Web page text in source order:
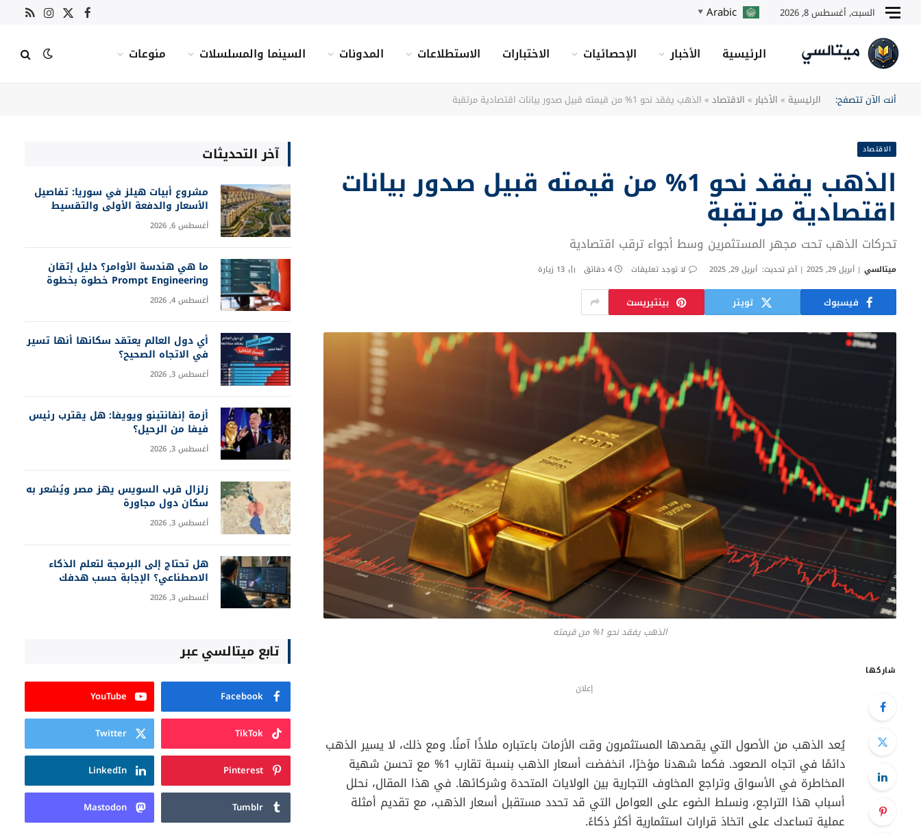
السبت, أغسطس 8, 2026 Arabic
▼ فيسبوك
X الانستغرام
RSS
الرئيسية الأخبار الإحصائيات الاختبارات الاستطلاعات المدونات السينما والمسلسلات منوعات
أنت الآن تتصفح: الرئيسية » الأخبار» الاقتصاد » الذهب يفقد نحو 1% من قيمته قبيل صدور بيانات اقتصادية مرتقبة
الاقتصاد
الذهب يفقد نحو 1% من قيمته قبيل صدور بيانات
اقتصادية مرتقبة
تحركات الذهب تحت مجهر المستثمرين وسط أجواء ترقب اقتصادية
ميتالسي أبريل 29, 2025 آخر تحديث: أبريل 29, 2025 لا توجد تعليقات 4 دقائق 13 زيارة
فيسبوك تويتر بينتيريست
الذهب يفقد نحو 1% من قيمته
شاركها
إعلان
يُعد الذهب من الأصول التي يقصدها المستثمرون وقت الأزمات باعتباره ملاذًا آمنًا. ومع ذلك، لا يسير الذهب
دائمًا في اتجاه الصعود. فكما شهدنا مؤخرًا، انخفضت أسعار الذهب بنسبة تقارب 1% مع تحسن شهية
المخاطرة في الأسواق وتراجع المخاوف التجارية بين الولايات المتحدة وشركائها. في هذا المقال، نحلل
أسباب هذا التراجع، ونسلط الضوء على العوامل التي قد تحدد مستقبل أسعار الذهب، مع تقديم أمثلة
عملية تساعدك على اتخاذ قرارات استثمارية أكثر ذكاءً.
آخر التحديثات
مشروع أبيات هيلز في سوريا: تفاصيل
الأسعار والدفعة الأولى والتقسيط
أغسطس 6, 2026
ما هي هندسة الأوامر؟ دليل إتقان
Prompt Engineering خطوة بخطوة
أغسطس 4, 2026
أي دول العالم يعتقد سكانها أنها تسير
في الاتجاه الصحيح؟
أغسطس 3, 2026
أزمة إنفانتينو ويويفا: هل يقترب رئيس
فيفا من الرحيل؟
أغسطس 3, 2026
زلزال قرب السويس يهز مصر ويُشعر به
سكان دول مجاورة
أغسطس 3, 2026
هل تحتاج إلى البرمجة لتعلم الذكاء
الاصطناعي؟ الإجابة حسب هدفك
أغسطس 3, 2026
تابع ميتالسي عبر
Facebook
YouTube
TikTok
Twitter
Pinterest
LinkedIn
Tumblr
Mastodon